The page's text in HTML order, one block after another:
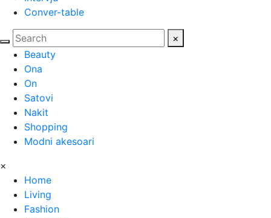
Conver-table
×
Beauty
Ona
On
Satovi
Nakit
Shopping
Modni akesoari
×
Home
Living
Fashion